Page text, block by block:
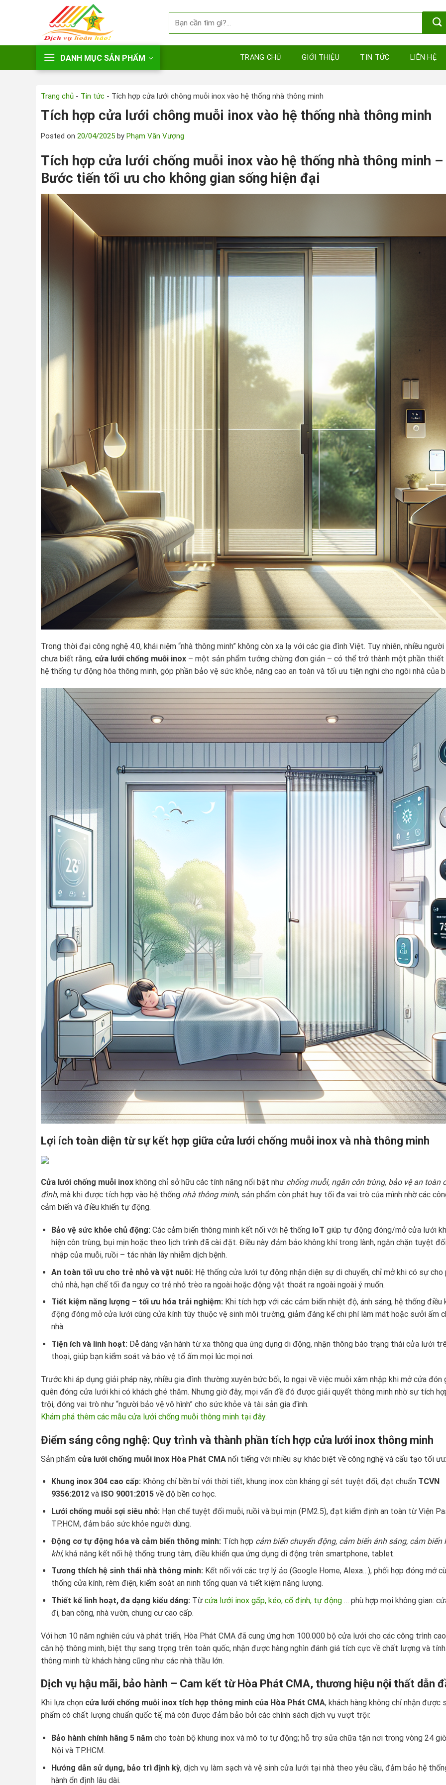
DANH MỤC SẢN PHẨM TRANG CHỦ GIỚI THIỆU TIN TỨC LIÊN HỆ
Trang chủ - Tin tức - Tích hợp cửa lưới chông muỗi inox vào hệ thống nhà thông minh
Tích hợp cửa lưới chông muỗi inox vào hệ thống nhà thông minh
Posted on 20/04/2025 by Phạm Văn Vượng
Tích hợp cửa lưới chống muỗi inox vào hệ thống nhà thông minh –
Bước tiến tối ưu cho không gian sống hiện đại
Trong thời đại công nghệ 4.0, khái niệm “nhà thông minh” không còn xa lạ với các gia đình Việt. Tuy nhiên, nhiều người
chưa biết rằng, cửa lưới chống muỗi inox – một sản phẩm tưởng chừng đơn giản – có thể trở thành một phần thiết
hệ thống tự động hóa thông minh, góp phần bảo vệ sức khỏe, nâng cao an toàn và tối ưu tiện nghi cho ngôi nhà của
Lợi ích toàn diện từ sự kết hợp giữa cửa lưới chống muỗi inox và nhà thông minh
Cửa lưới chống muỗi inox không chỉ sở hữu các tính năng nổi bật như chống muỗi, ngăn côn trùng, bảo vệ an toàn
đình, mà khi được tích hợp vào hệ thống nhà thông minh, sản phẩm còn phát huy tối đa vai trò của mình nhờ các
cảm biến và điều khiển tự động.
Bảo vệ sức khỏe chủ động: Các cảm biến thông minh kết nối với hệ thống IoT giúp tự động đóng/mở cửa lưới
hiện côn trùng, bụi mịn hoặc theo lịch trình đã cài đặt. Điều này đảm bảo không khí trong lành, ngăn chặn tuyệt
nhập của muỗi, ruồi – tác nhân lây nhiễm dịch bệnh.
An toàn tối ưu cho trẻ nhỏ và vật nuôi: Hệ thống cửa lưới tự động nhận diện sự di chuyển, chỉ mở khi có sự
chủ nhà, hạn chế tối đa nguy cơ trẻ nhỏ trèo ra ngoài hoặc động vật thoát ra ngoài ngoài ý muốn.
Tiết kiệm năng lượng – tối ưu hóa trải nghiệm: Khi tích hợp với các cảm biến nhiệt độ, ánh sáng, hệ thống điều
động đóng mở cửa lưới cùng cửa kính tùy thuộc vệ sinh môi trường, giảm đáng kể chi phí làm mát hoặc sưởi ấm
nhà.
Tiện ích và linh hoạt: Dễ dàng vận hành từ xa thông qua ứng dụng di động, nhận thông báo trạng thái cửa lưới
thoại, giúp bạn kiểm soát và bảo vệ tổ ấm mọi lúc mọi nơi.
Trước khi áp dụng giải pháp này, nhiều gia đình thường xuyên bức bối, lo ngại về việc muỗi xâm nhập khi mở cửa đón
quên đóng cửa lưới khi có khách ghé thăm. Nhưng giờ đây, mọi vấn đề đó được giải quyết thông minh nhờ sự tích
trội, đóng vai trò như “người bảo vệ vô hình” cho sức khỏe và tài sản gia đình.
Khám phá thêm các mẫu cửa lưới chống muỗi thông minh tại đây.
Điểm sáng công nghệ: Quy trình và thành phần tích hợp cửa lưới inox thông minh
Sản phẩm cửa lưới chống muỗi inox Hòa Phát CMA nổi tiếng với nhiều sự khác biệt về công nghệ và cấu tạo tối ưu:
Khung inox 304 cao cấp: Không chỉ bền bỉ với thời tiết, khung inox còn kháng gỉ sét tuyệt đối, đạt chuẩn TCVN
9356:2012và ISO 9001:2015về độ bền cơ học.
Lưới chống muỗi sợi siêu nhỏ: Hạn chế tuyệt đối muỗi, ruồi và bụi mịn (PM2.5), đạt kiểm định an toàn từ Viện
TP.HCM, đảm bảo sức khỏe người dùng.
Động cơ tự động hóa và cảm biến thông minh: Tích hợp cảm biến chuyển động, cảm biến ánh sáng, cảm biến
khí; khả năng kết nối hệ thống trung tâm, điều khiển qua ứng dụng di động trên smartphone, tablet.
Tương thích hệ sinh thái nhà thông minh: Kết nối với các trợ lý ảo (Google Home, Alexa…), phối hợp đóng mở
thống cửa kính, rèm điện, kiểm soát an ninh tổng quan và tiết kiệm năng lượng.
Thiết kế linh hoạt, đa dạng kiểu dáng: Từ cửa lưới inox gấp, kéo, cố định, tự động… phù hợp mọi không gian:
đi, ban công, nhà vườn, chung cư cao cấp.
Với hơn 10 năm nghiên cứu và phát triển, Hòa Phát CMA đã cung ứng hơn 100.000 bộ cửa lưới cho các công trình
căn hộ thông minh, biệt thự sang trọng trên toàn quốc, nhận được hàng nghìn đánh giá tích cực về chất lượng và
thông minh từ khách hàng cũng như các nhà thầu lớn.
Dịch vụ hậu mãi, bảo hành – Cam kết từ Hòa Phát CMA, thương hiệu nội thất dẫn
Khi lựa chọn cửa lưới chống muỗi inox tích hợp thông minh của Hòa Phát CMA, khách hàng không chỉ nhận được
phẩm có chất lượng chuẩn quốc tế, mà còn được đảm bảo bởi các chính sách dịch vụ vượt trội:
Bảo hành chính hãng 5 nămcho toàn bộ khung inox và mô tơ tự động; hỗ trợ sửa chữa tận nơi trong vòng 24
Nội và TP.HCM.
Hướng dẫn sử dụng, bảo trì định kỳ, dịch vụ làm sạch và vệ sinh cửa lưới tại nhà theo yêu cầu, đảm bảo hệ
hành ổn định lâu dài.